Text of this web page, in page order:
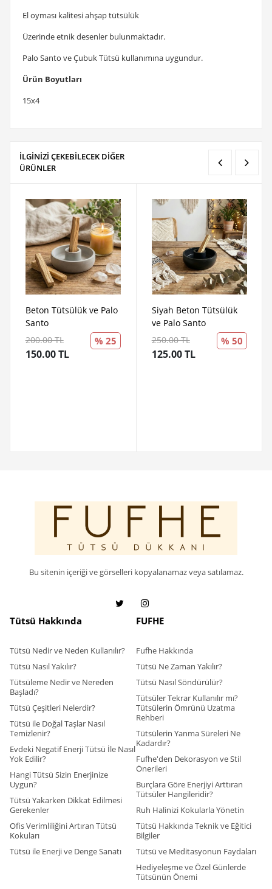
El oyması kalitesi ahşap tütsülük
Üzerinde etnik desenler bulunmaktadır.
Palo Santo ve Çubuk Tütsü kullanımına uygundur.
Ürün Boyutları
15x4
İLGİNİZİ ÇEKEBİLECEK DİĞER
ÜRÜNLER
Beton Tütsülük ve Palo
Santo
200.00 TL
150.00 TL
% 25
Siyah Beton Tütsülük
ve Palo Santo
250.00 TL
125.00 TL
% 50
Bu sitenin içeriği ve görselleri kopyalanamaz veya satılamaz.
Tütsü Hakkında
Tütsü Nedir ve Neden Kullanılır?
Tütsü Nasıl Yakılır?
Tütsüleme Nedir ve Nereden
Başladı?
Tütsü Çeşitleri Nelerdir?
Tütsü ile Doğal Taşlar Nasıl
Temizlenir?
Evdeki Negatif Enerji Tütsü İle Nasıl
Yok Edilir?
Hangi Tütsü Sizin Enerjinize
Uygun?
Tütsü Yakarken Dikkat Edilmesi
Gerekenler
Ofis Verimliliğini Artıran Tütsü
Kokuları
Tütsü ile Enerji ve Denge Sanatı
FUFHE
Fufhe Hakkında
Tütsü Ne Zaman Yakılır?
Tütsü Nasıl Söndürülür?
Tütsüler Tekrar Kullanılır mı?
Tütsülerin Ömrünü Uzatma
Rehberi
Tütsülerin Yanma Süreleri Ne
Kadardır?
Fufhe'den Dekorasyon ve Stil
Önerileri
Burçlara Göre Enerjiyi Arttıran
Tütsüler Hangileridir?
Ruh Halinizi Kokularla Yönetin
Tütsü Hakkında Teknik ve Eğitici
Bilgiler
Tütsü ve Meditasyonun Faydaları
Hediyeleşme ve Özel Günlerde
Tütsünün Önemi